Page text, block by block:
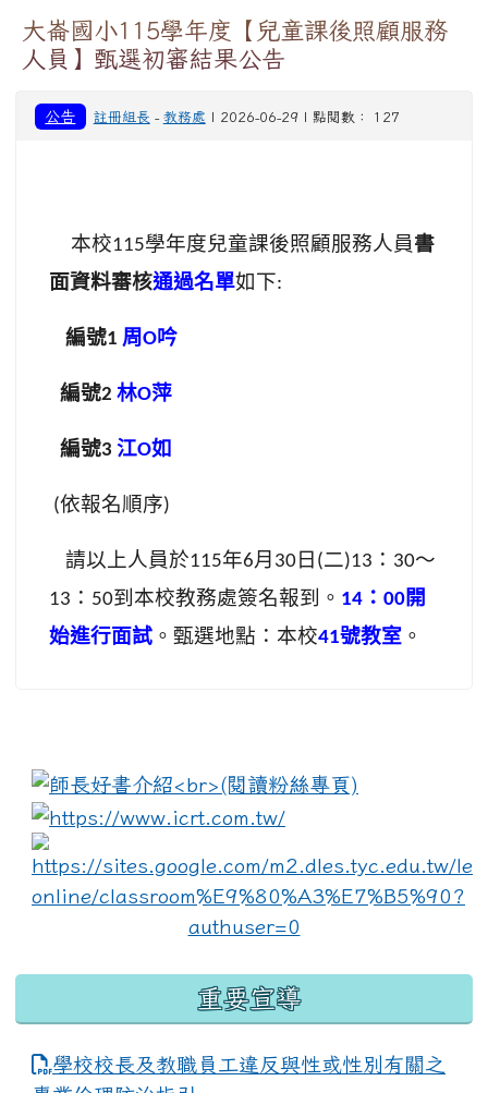
大崙國小115學年度【兒童課後照顧服務
人員】甄選初審結果公告
公告 註冊組長 - 教務處 | 2026-06-29 | 點閱數： 127
本校115學年度兒童課後照顧服務人員書
面資料審核通過名單如下:
編號1 周 O吟
編號2 林O萍
編號3 江O如
(依報名順序)
請以上人員於115年6月 30 日 (二)13 ： 30～
13 ： 50到本校教務處簽名報到。 14 ： 00開
始進行面試 。甄選地點：本校41號教室 。
link to https://
重要宣導
學校校長及教職員工違反與性或性別有關之